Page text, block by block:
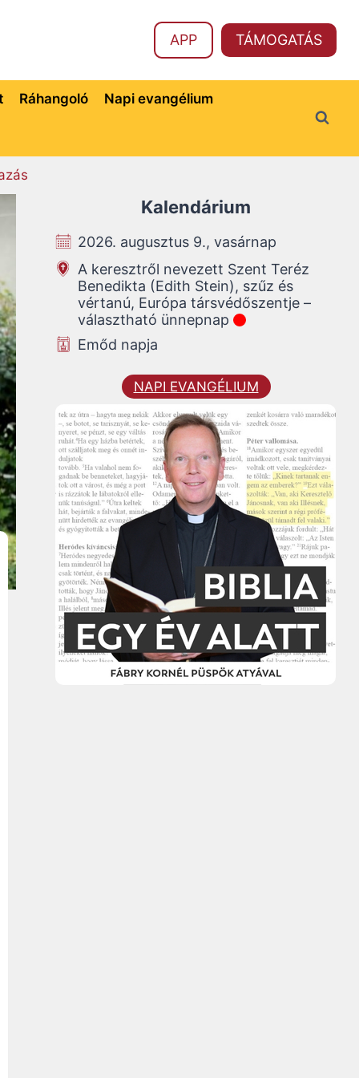
APP TÁMOGATÁS
Ráhangoló Napi evangélium
Kalendárium
2026. augusztus 9., vasárnap
A keresztről nevezett Szent Teréz
Benedikta (Edith Stein), szűz és
vértanú, Európa társvédőszentje –
választható ünnepnap
Emőd napja
NAPI EVANGÉLIUM